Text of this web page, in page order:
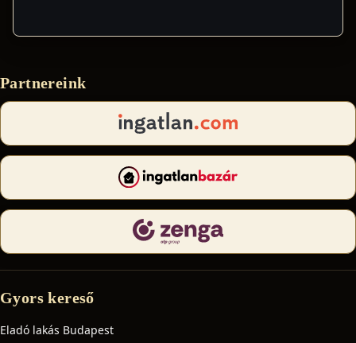
Partnereink
Gyors kereső
Eladó lakás Budapest